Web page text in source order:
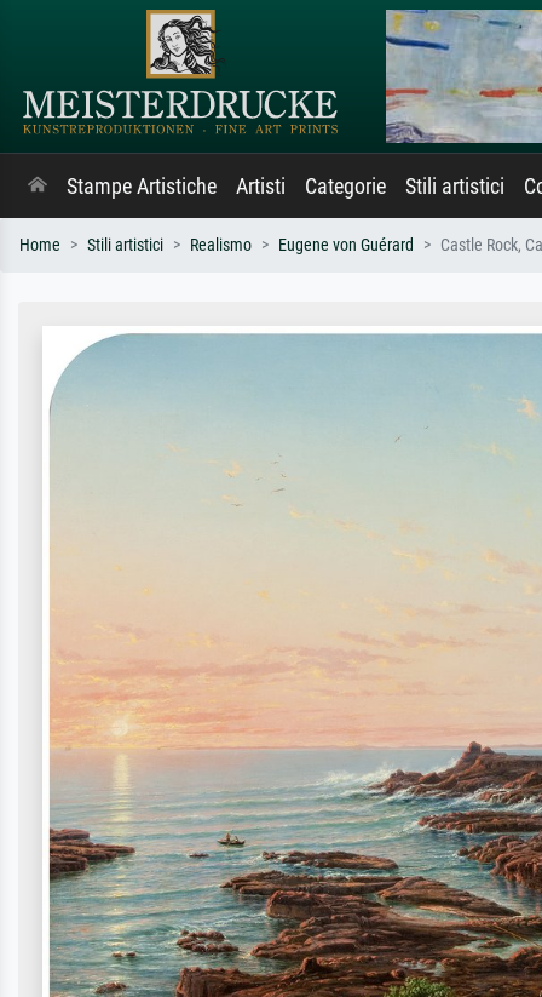
Stampe Artistiche Artisti Categorie Stili artistici
Home Stili artistici Realismo Eugene von Guérard Castle Rock,